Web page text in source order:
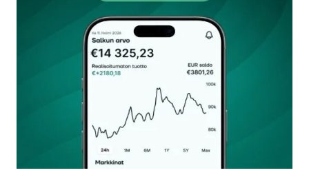
Kommentti*
Nimesi tai nimimerkkisi
Sähköpostiosoitteesi